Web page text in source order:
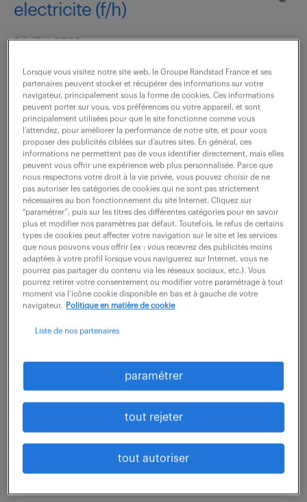
electricite (f/h)
8 juillet 2026
Ivry Sur Seine (94) intérim
114 jour(s)
2 750 - 3 350 € / mois
Rattaché directement à un Chargé d'Affaires, vous
devenez un pilier opérationnel pour la réussite des
chantiers, de la phase de préparation jusqu'à la
livraison finale. Vous intervenez...
voir l'offre
chargé d’affaires senior
CDI
48 000 - 60 000 € / an
des projets en courants forts (CFO) et courants
faibles (CFA). Vos responsabilités incluent : - Études &
Lorsque vous visitez notre site web, le Groupe Randstad France et ses
partenaires peuvent stocker et récupérer des informations sur votre
navigateur, principalement sous la forme de cookies. Ces informations
peuvent porter sur vous, vos préférences ou votre appareil, et sont
principalement utilisées pour que le site fonctionne comme vous
l’attendez, pour améliorer la performance de notre site, et pour vous
proposer des publicités ciblées sur d’autres sites. En général, ces
informations ne permettent pas de vous identifier directement, mais elles
peuvent vous offrir une expérience web plus personnalisée. Parce que
nous respectons votre droit à la vie privée, vous pouvez choisir de ne
pas autoriser les catégories de cookies qui ne sont pas strictement
nécessaires au bon fonctionnement du site Internet. Cliquez sur
“paramétrer”, puis sur les titres des différentes catégories pour en savoir
plus et modifier nos paramètres par défaut. Toutefois, le refus de certains
types de cookies peut affecter votre navigation sur le site et les services
que nous pouvons vous offrir (ex : vous recevrez des publicités moins
adaptées à votre profil lorsque vous naviguerez sur Internet, vous ne
pourrez pas partager du contenu via les réseaux sociaux, etc.). Vous
pourrez retirer votre consentement ou modifier votre paramétrage à tout
moment via l’icône cookie disponible en bas et à gauche de votre
navigateur.
Politique en matière de cookie
Liste de nos partenaires
paramétrer
tout rejeter
tout autoriser